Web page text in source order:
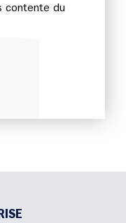
contente du